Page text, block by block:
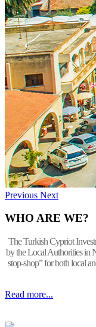
Previous Next
WHO ARE WE?
The Turkish Cypriot
by the Local Authorities in
stop-shop” for both local
Read more...